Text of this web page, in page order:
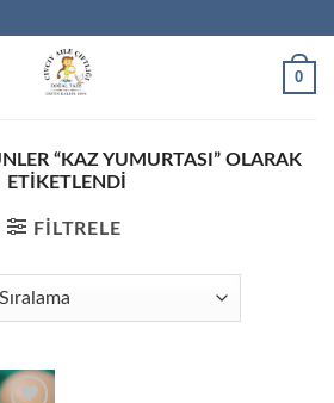
0
“KAZ YUMURTASI” OLARAK
ETIKETLENDI
FILTRELE